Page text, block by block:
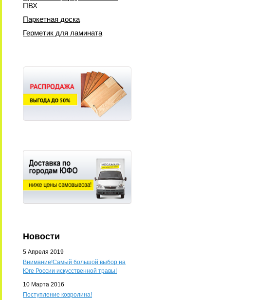
ПВХ
Паркетная доска
Герметик для ламината
Новости
5 Апреля 2019
Внимание!Самый большой выбор на
Юге России искусственной травы!
10 Марта 2016
Поступление ковролина!